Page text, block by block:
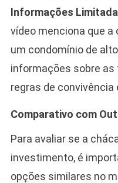
Informações
vídeo menciona que
um condomínio de
informações sobre as
regras de convivência
Comparativo com
Para avaliar se a
investimento, é
opções similares no